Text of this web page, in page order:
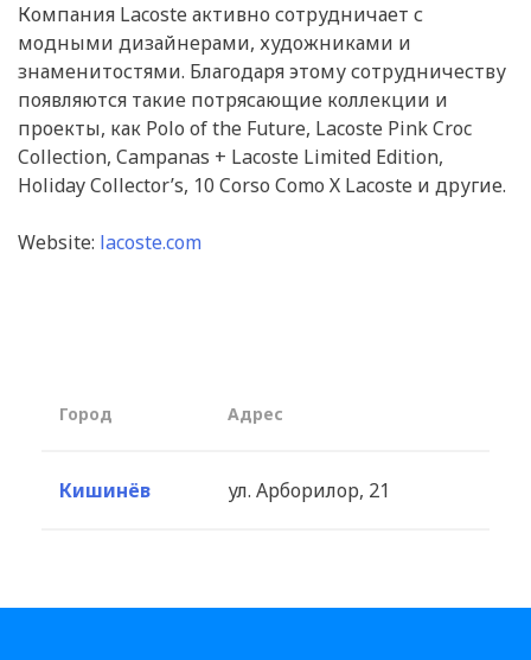
Компания Lacoste активно сотрудничает с
модными дизайнерами, художниками и
знаменитостями. Благодаря этому сотрудничеству
появляются такие потрясающие коллекции и
проекты, как Polo of the Future, Lacoste Pink Croc
Collection, Campanas + Lacoste Limited Edition,
Holiday Collector’s, 10 Corso Como Х Lacoste и другие.
Website: lacoste.com
Город Aдрес
Кишинёв ул. Арборилор, 21